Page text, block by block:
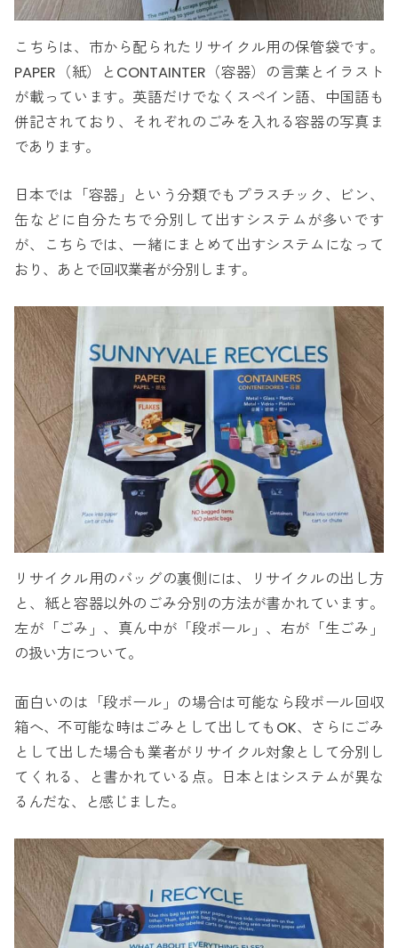
こちらは、市から配られたリサイクル用の保管袋です。
PAPER（紙）とCONTAINTER（容器）の言葉とイラスト
が載っています。英語だけでなくスペイン語、中国語も
併記されており、それぞれのごみを入れる容器の写真ま
であります。
日本では「容器」という分類でもプラスチック、ビン、
缶などに自分たちで分別して出すシステムが多いです
が、こちらでは、一緒にまとめて出すシステムになって
おり、あとで回収業者が分別します。
リサイクル用のバッグの裏側には、リサイクルの出し方
と、紙と容器以外のごみ分別の方法が書かれています。
左が「ごみ」、真ん中が「段ボール」、右が「生ごみ」
の扱い方について。
面白いのは「段ボール」の場合は可能なら段ボール回収
箱へ、不可能な時はごみとして出してもOK、さらにごみ
として出した場合も業者がリサイクル対象として分別し
てくれる、と書かれている点。日本とはシステムが異な
るんだな、と感じました。